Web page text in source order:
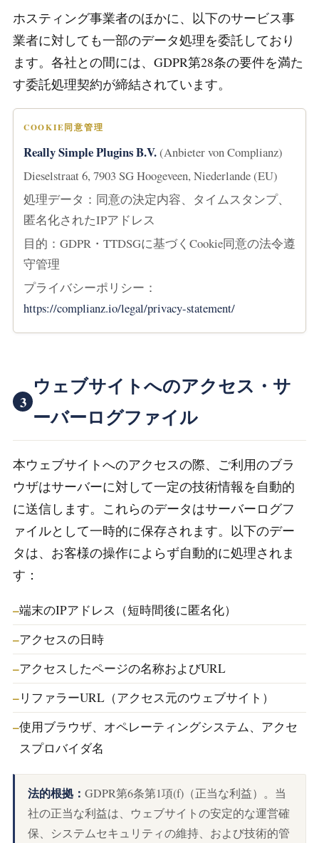
ホスティング事業者のほかに、以下のサービス事
業者に対しても一部のデータ処理を委託しており
ます。各社との間には、GDPR第28条の要件を満た
す委託処理契約が締結されています。
COOKIE同意管理
Really Simple Plugins B.V.(Anbieter von Complianz)
Dieselstraat 6, 7903 SG Hoogeveen, Niederlande (EU)
処理データ：同意の決定内容、タイムスタンプ、
匿名化されたIPアドレス
目的：GDPR・TTDSGに基づくCookie同意の法令遵
守管理
プライバシーポリシー：
https://complianz.io/legal/privacy-statement/
3
ウェブサイトへのアクセス・サ
ーバーログファイル
本ウェブサイトへのアクセスの際、ご利用のブラ
ウザはサーバーに対して一定の技術情報を自動的
に送信します。これらのデータはサーバーログフ
ァイルとして一時的に保存されます。以下のデー
タは、お客様の操作によらず自動的に処理されま
す：
端末のIPアドレス（短時間後に匿名化）
アクセスの日時
アクセスしたページの名称およびURL
リファラーURL（アクセス元のウェブサイト）
使用ブラウザ、オペレーティングシステム、アクセ
スプロバイダ名
法的根拠： GDPR第6条第1項(f)（正当な利益）。当
社の正当な利益は、ウェブサイトの安定的な運営確
保、システムセキュリティの維持、および技術的管